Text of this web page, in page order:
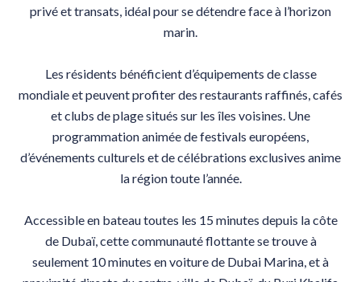
privé et transats, idéal pour se détendre face à l’horizon
marin.
Les résidents bénéficient d’équipements de classe
mondiale et peuvent profiter des restaurants raffinés, cafés
et clubs de plage situés sur les îles voisines. Une
programmation animée de festivals européens,
d’événements culturels et de célébrations exclusives anime
la région toute l’année.
Accessible en bateau toutes les 15 minutes depuis la côte
de Dubaï, cette communauté flottante se trouve à
seulement 10 minutes en voiture de Dubai Marina, et à